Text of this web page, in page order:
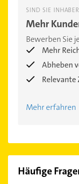
SIND SIE
Mehr
Bewerben Sie
Mehr
Abheben
Mehr erfahren
Häufige